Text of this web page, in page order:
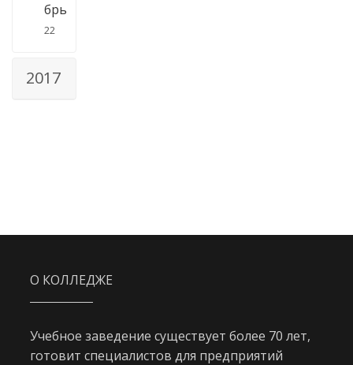
брь
22
2017
О КОЛЛЕДЖЕ
Учебное заведение существует более 70 лет,
готовит специалистов для предприятий